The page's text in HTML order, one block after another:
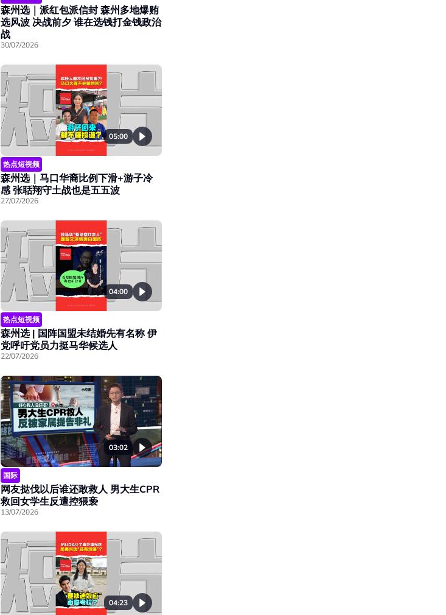
森州选｜派红包派信封 森州多地爆贿
选风波 决战前夕 谁在选钱打金钱政治
战
30/07/2026
05:00
热点短视频
森州选｜马口华裔比例下滑+游子冷
感 张聒翔守土战也是五五波
27/07/2026
04:00
热点短视频
森州选 | 国阵国盟未结婚先有名称 伊
党呼吁党员力挺马华候选人
22/07/2026
03:02
国际
网友挞伐以后谁还敢救人 男大生CPR
救回女学生反遭控猥亵
13/07/2026
04:23